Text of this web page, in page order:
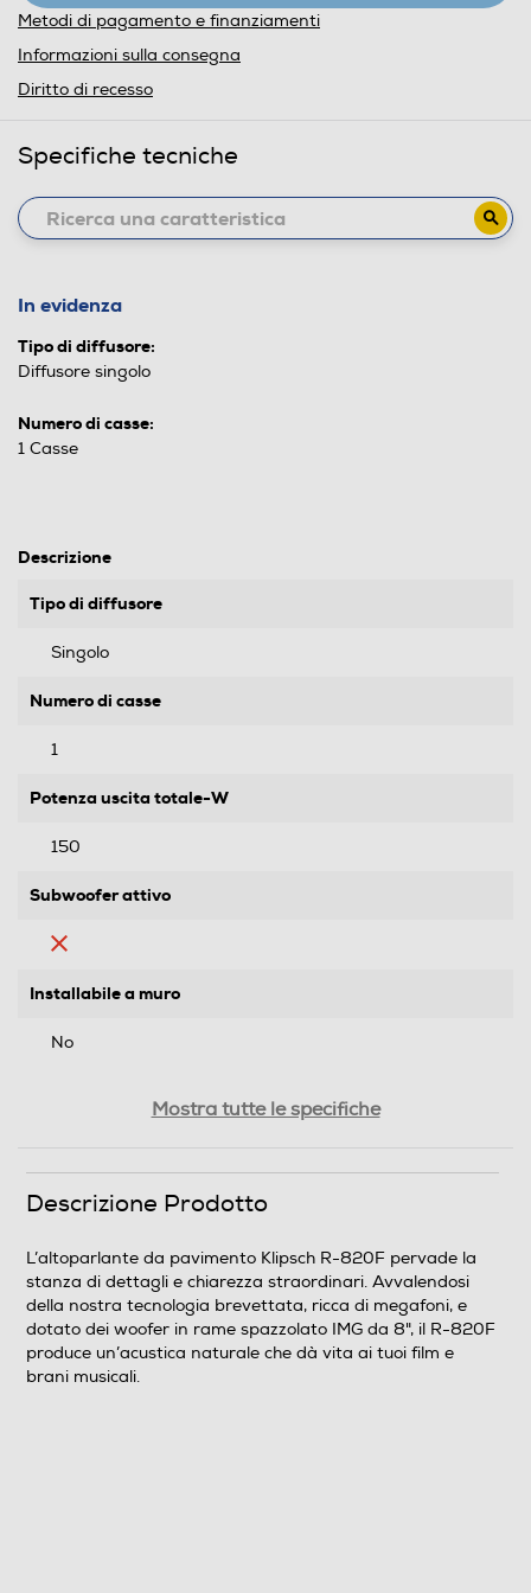
Metodi di pagamento e finanziamenti
Informazioni sulla consegna
Diritto di recesso
Specifiche tecniche
In evidenza
Tipo di diffusore:
Diffusore singolo
Numero di casse:
1 Casse
Descrizione
Tipo di diffusore
Singolo
Numero di casse
1
Potenza uscita totale-W
150
Subwoofer attivo
Installabile a muro
No
stanza di dettagli e chiarezza straordinari. Avvalendosi
della nostra tecnologia brevettata, ricca di megafoni, e
dotato dei woofer in rame spazzolato IMG da 8", il R-
820F produce un’acustica naturale che dà vita ai tuoi
film e brani musicali.
Mostra tutte le specifiche
Descrizione Prodotto
L’altoparlante da pavimento Klipsch R-820F pervade la
stanza di dettagli e chiarezza straordinari. Avvalendosi
della nostra tecnologia brevettata, ricca di megafoni, e
dotato dei woofer in rame spazzolato IMG da 8", il R-820F
produce un’acustica naturale che dà vita ai tuoi film e
brani musicali.